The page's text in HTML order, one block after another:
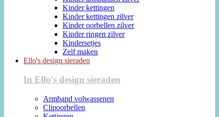
Kinder kettingen
Kinder kettingen zilver
Kinder oorbellen zilver
Kinder ringen zilver
Kindersetjes
Zelf maken
Ello's design sieraden
In Ello's design sieraden
Armband volwassenen
Clipoorbellen